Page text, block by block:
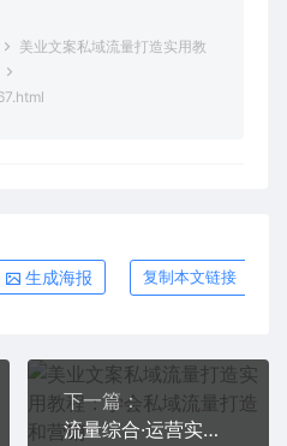
美业文案私域流量打造实用教
生成海报 复制本文链接
下一篇：
流量综合·运营实战课：短视频、本地生活、个人IP知识付费、直播带货运营